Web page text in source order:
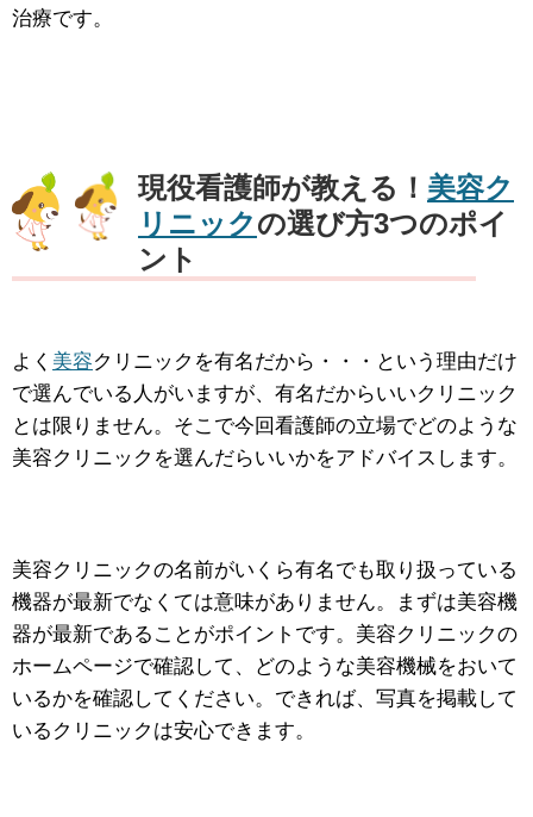
治療です。
現役看護師が教える！ 美容ク
リニックの選び方3つのポイ
ント
よく 美容クリニックを有名だから・・・という理由だけ
で選んでいる人がいますが、有名だからいいクリニック
とは限りません。そこで今回看護師の立場でどのような
美容クリニックを選んだらいいかをアドバイスします。
美容クリニックの名前がいくら有名でも取り扱っている
機器が最新でなくては意味がありません。まずは美容機
器が最新であることがポイントです。美容クリニックの
ホームページで確認して、どのような美容機械をおいて
いるかを確認してください。できれば、写真を掲載して
いるクリニックは安心できます。